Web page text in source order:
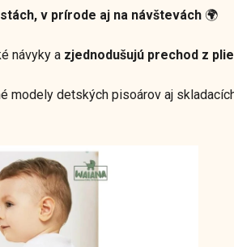
v prírode aj na návštevách 🌍
návyky a zjednodušujú prechod z
modely detských pisoárov aj